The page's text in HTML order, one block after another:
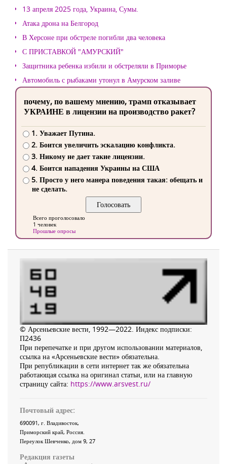
13 апреля 2025 года, Украина, Сумы.
Атака дрона на Белгород
В Херсоне при обстреле погибли два человека
С ПРИСТАВКОЙ "АМУРСКИЙ"
Защитника ребенка избили и обстреляли в Приморье
Автомобиль с рыбаками утонул в Амурском заливе
почему, по вашему мнению, трамп отказывает
УКРАИНЕ в лицензии на производство ракет?
1. Уважает Путина.
2. Боится увеличить эскалацию конфликта.
3. Никому не дает такие лицензии.
4. Боится нападения Украины на США
5. Просто у него манера поведения такая: обещать и
не сделать.
Всего проголосовало
1 человек
Прошлые опросы
© Арсеньевские вести, 1992—2022. Индекс подписки:
П2436
При перепечатке и при другом использовании материалов,
ссылка на «Арсеньевские вести» обязательна.
При републикации в сети интернет так же обязательна
работающая ссылка на оригинал статьи, или на главную
страницу сайта: https://www.arsvest.ru/
Почтовый адрес:
690091, г. Владивосток,
Приморский край, Россия
Переулок Шевченко, дом 9, 27
Редакция газеты